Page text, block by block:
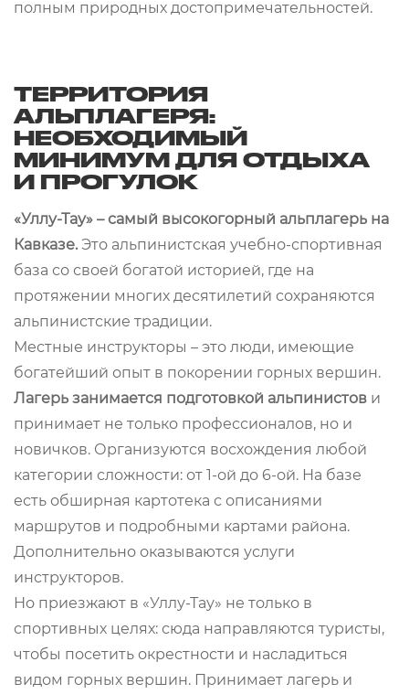
полным природных достопримечательностей.
ТЕРРИТОРИЯ
АЛЬПЛАГЕРЯ:
НЕОБХОДИМЫЙ
МИНИМУМ ДЛЯ ОТДЫХА
И ПРОГУЛОК
«Уллу-Тау» – самый высокогорный альплагерь на
Кавказе. Это альпинистская учебно-спортивная
база со своей богатой историей, где на
протяжении многих десятилетий сохраняются
альпинистские традиции.
Местные инструкторы – это люди, имеющие
богатейший опыт в покорении горных вершин.
Лагерь занимается подготовкой альпинистов и
принимает не только профессионалов, но и
новичков. Организуются восхождения любой
категории сложности: от 1-ой до 6-ой. На базе
есть обширная картотека с описаниями
маршрутов и подробными картами района.
Дополнительно оказываются услуги
инструкторов.
Но приезжают в «Уллу-Тау» не только в
спортивных целях: сюда направляются туристы,
чтобы посетить окрестности и насладиться
видом горных вершин. Принимает лагерь и